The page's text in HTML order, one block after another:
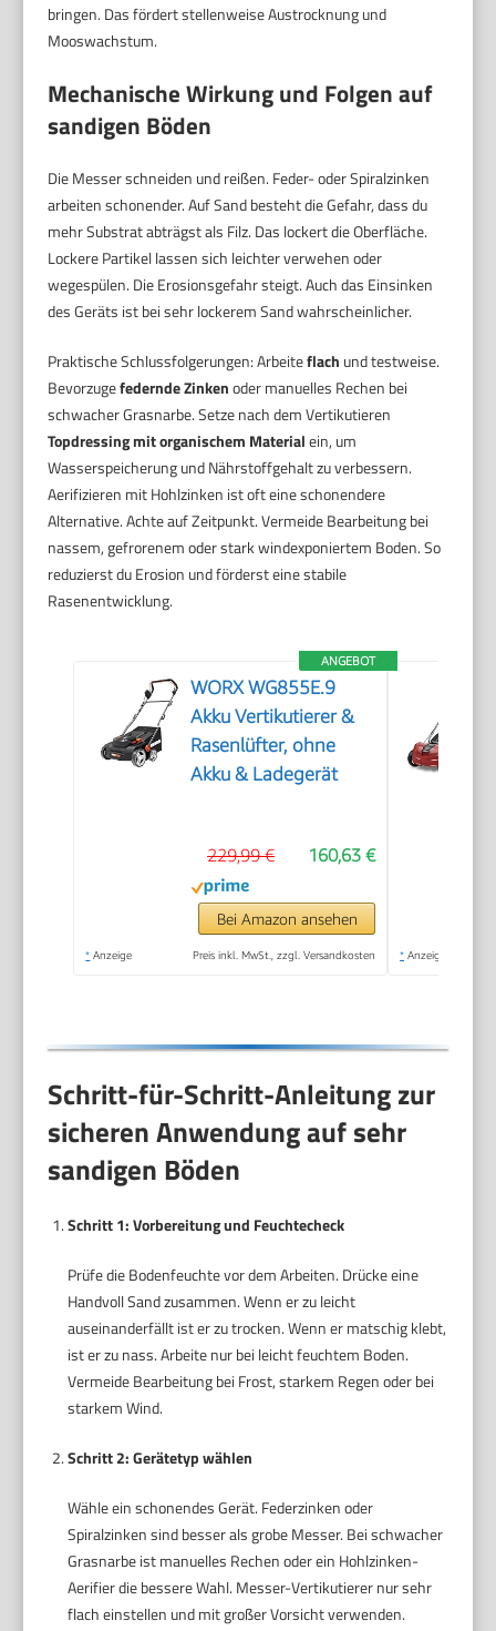
bringen. Das fördert stellenweise Austrocknung und
Mooswachstum.
Mechanische Wirkung und Folgen auf
sandigen Böden
Die Messer schneiden und reißen. Feder- oder Spiralzinken
arbeiten schonender. Auf Sand besteht die Gefahr, dass du
mehr Substrat abträgst als Filz. Das lockert die Oberfläche.
Lockere Partikel lassen sich leichter verwehen oder
wegespülen. Die Erosionsgefahr steigt. Auch das Einsinken
des Geräts ist bei sehr lockerem Sand wahrscheinlicher.
Praktische Schlussfolgerungen: Arbeiteflach und testweise.
Bevorzugefedernde Zinkenoder manuelles Rechen bei
schwacher Grasnarbe. Setze nach dem Vertikutieren
Topdressing mit organischem Materialein, um
Wasserspeicherung und Nährstoffgehalt zu verbessern.
Aerifizieren mit Hohlzinken ist oft eine schonendere
Alternative. Achte auf Zeitpunkt. Vermeide Bearbeitung bei
nassem, gefrorenem oder stark windexponiertem Boden. So
reduzierst du Erosion und förderst eine stabile
Rasenentwicklung.
ANGEBOT
WORX WG855E.9
Akku Vertikutierer &
Rasenlüfter, ohne
Akku & Ladegerät
160,63 €
229,99 €
Bei Amazon ansehen
* Anzeige Preis inkl. MwSt., zzgl. Versandkosten * Anzeige
Schritt-für-Schritt-Anleitung zur
sicheren Anwendung auf sehr
sandigen Böden
Schritt 1: Vorbereitung und Feuchtecheck
Prüfe die Bodenfeuchte vor dem Arbeiten. Drücke eine
Handvoll Sand zusammen. Wenn er zu leicht
auseinanderfällt ist er zu trocken. Wenn er matschig klebt,
ist er zu nass. Arbeite nur bei leicht feuchtem Boden.
Vermeide Bearbeitung bei Frost, starkem Regen oder bei
starkem Wind.
Schritt 2: Gerätetyp wählen
Wähle ein schonendes Gerät. Federzinken oder
Spiralzinken sind besser als grobe Messer. Bei schwacher
Grasnarbe ist manuelles Rechen oder ein Hohlzinken-
Aerifier die bessere Wahl. Messer-Vertikutierer nur sehr
flach einstellen und mit großer Vorsicht verwenden.